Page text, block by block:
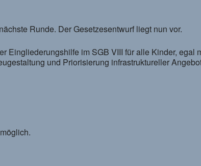
Runde. Der Gesetzesentwurf liegt nun vor.
Eingliederungshilfe im SGB VIII für alle Kinder,
und Priorisierung infrastruktureller